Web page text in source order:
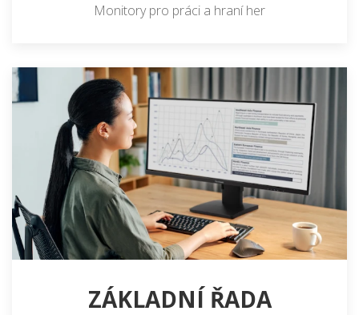
Monitory pro práci a hraní her
ZÁKLADNÍ ŘADA